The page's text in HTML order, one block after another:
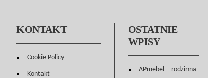
KONTAKT
Cookie Policy
Kontakt
OSTATNIE
WPISY
APmebel – rodzinna